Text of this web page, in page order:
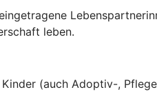
leben.
(auch Adoptiv-,